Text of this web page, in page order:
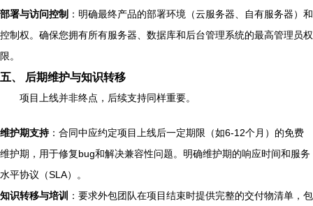
部署与访问控制 ：明确最终产品的部署环境（云服务器、自有服务器）和
控制权。确保您拥有所有服务器、数据库和后台管理系统的最高管理员权
限。
五、 后期维护与知识转移
项目上线并非终点，后续支持同样重要。
维护期支持：合同中应约定项目上线后一定期限（如6-12个月）的免费
维护期，用于修复bug和解决兼容性问题。明确维护期的响应时间和服务
水平协议（SLA）。
知识转移与培训
：要求外包团队在项目结束时提供完整的交付物清单，包